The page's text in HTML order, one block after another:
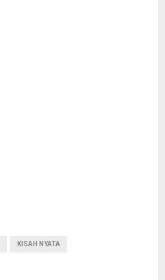
KISAH NYATA